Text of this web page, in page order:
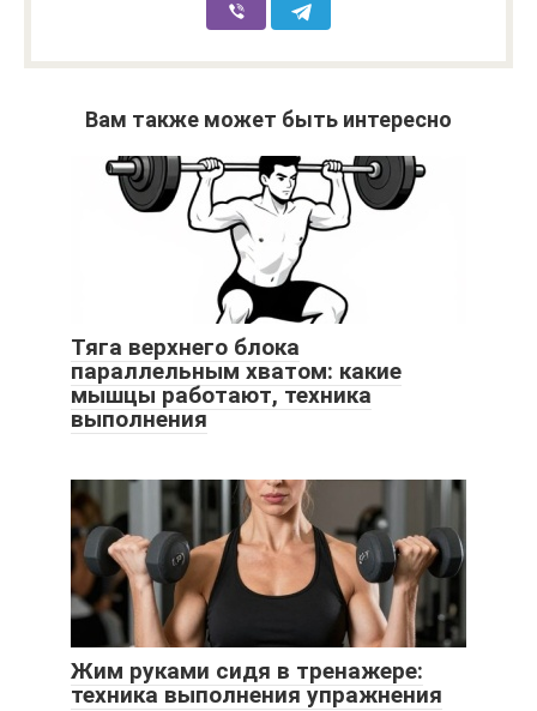
Вам также может быть интересно
Тяга верхнего блока
параллельным хватом: какие
мышцы работают, техника
выполнения
Жим руками сидя в тренажере:
техника выполнения упражнения